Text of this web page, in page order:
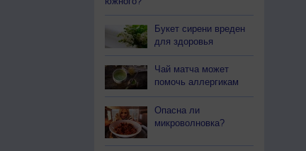
Букет сирени вреден
для здоровья
Чай матча может
помочь аллергикам
Опасна ли
микроволновка?